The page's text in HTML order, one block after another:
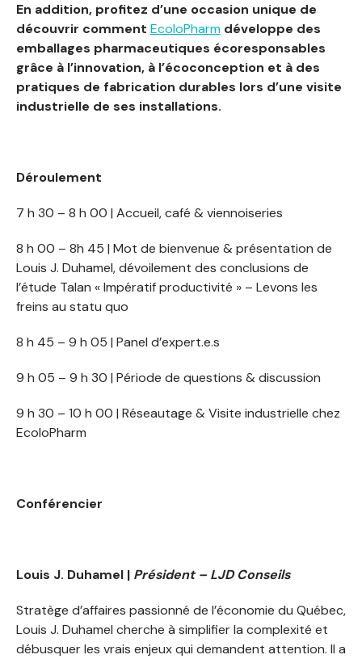
En addition, profitez d’une occasion unique de
découvrir comment EcoloPharm développe des
emballages pharmaceutiques écoresponsables
grâce à l’innovation, à l’écoconception et à des
pratiques de fabrication durables lors d’une visite
industrielle de ses installations.
Déroulement
7 h 30 – 8 h 00 | Accueil, café & viennoiseries
8 h 00 – 8h 45 | Mot de bienvenue & présentation de
Louis J. Duhamel, dévoilement des conclusions de
l’étude Talan « Impératif productivité » – Levons les
freins au statu quo
8 h 45 – 9 h 05 | Panel d’expert.e.s
9 h 05 – 9 h 30 | Période de questions & discussion
9 h 30 – 10 h 00 | Réseautage & Visite industrielle chez
EcoloPharm
Conférencier
Louis J. Duhamel | Président – LJD Conseils
Stratège d’affaires passionné de l’économie du Québec,
Louis J. Duhamel cherche à simplifier la complexité et
débusquer les vrais enjeux qui demandent attention. Il a